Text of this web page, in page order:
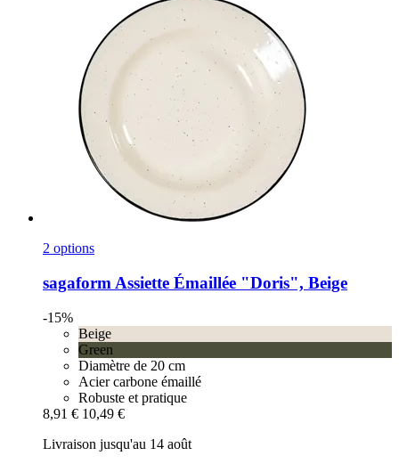
2 options
sagaform Assiette Émaillée "Doris", Beige
-15%
Beige
Green
Diamètre de 20 cm
Acier carbone émaillé
Robuste et pratique
8,91 € 10,49 €
Livraison jusqu'au 14 août